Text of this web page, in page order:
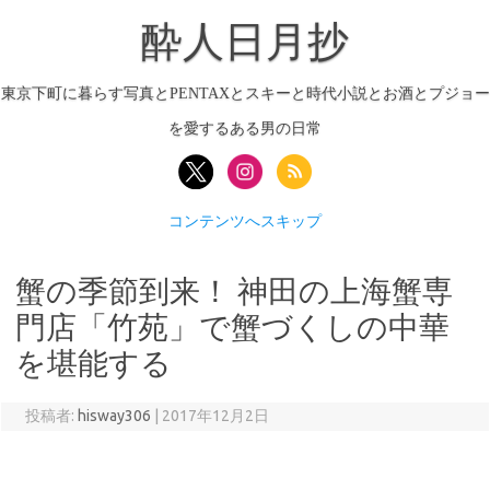
酔人日月抄
東京下町に暮らす写真とPENTAXとスキーと時代小説とお酒とプジョー
を愛するある男の日常
コンテンツへスキップ
蟹の季節到来！ 神田の上海蟹専
門店「竹苑」で蟹づくしの中華
を堪能する
投稿者: hisway306 2017年12月2日